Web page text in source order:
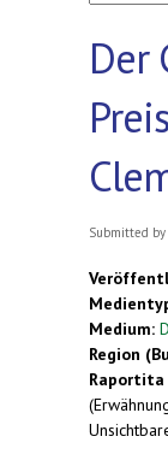
Der
Submitted by
Medium:
Region
Raportita